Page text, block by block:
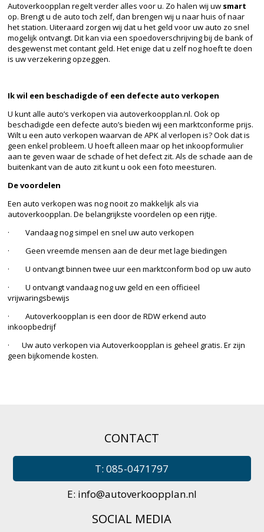
Autoverkoopplan regelt verder alles voor u. Zo halen wij uw smart
op. Brengt u de auto toch zelf, dan brengen wij u naar huis of naar
het station. Uiteraard zorgen wij dat u het geld voor uw auto zo snel
mogelijk ontvangt. Dit kan via een spoedoverschrijving bij de bank of
desgewenst met contant geld. Het enige dat u zelf nog hoeft te doen
is uw verzekering opzeggen.
Ik wil een beschadigde of een defecte auto verkopen
U kunt alle auto’s verkopen via autoverkoopplan.nl. Ook op
beschadigde een defecte auto’s bieden wij een marktconforme prijs.
Wilt u een auto verkopen waarvan de APK al verlopen is? Ook dat is
geen enkel probleem. U hoeft alleen maar op het inkoopformulier
aan te geven waar de schade of het defect zit. Als de schade aan de
buitenkant van de auto zit kunt u ook een foto meesturen.
De voordelen
Een auto verkopen was nog nooit zo makkelijk als via
autoverkoopplan. De belangrijkste voordelen op een rijtje.
· Vandaag nog simpel en snel uw auto verkopen
· Geen vreemde mensen aan de deur met lage biedingen
· U ontvangt binnen twee uur een marktconform bod op uw auto
· U ontvangt vandaag nog uw geld en een officieel
vrijwaringsbewijs
· Autoverkoopplan is een door de RDW erkend auto
inkoopbedrijf
· Uw auto verkopen via Autoverkoopplan is geheel gratis. Er zijn
geen bijkomende kosten.
CONTACT
T: 085-0471797
E: info@autoverkoopplan.nl
SOCIAL MEDIA